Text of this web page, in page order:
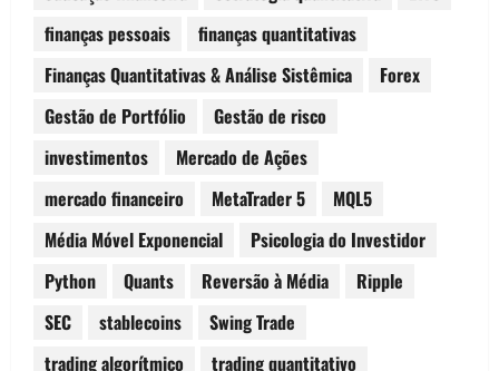
finanças pessoais
finanças quantitativas
Finanças Quantitativas & Análise Sistêmica
Forex
Gestão de Portfólio
Gestão de risco
investimentos
Mercado de Ações
mercado financeiro
MetaTrader 5
MQL5
Média Móvel Exponencial
Psicologia do Investidor
Python
Quants Reversão à Média
Ripple
SEC
stablecoins
Swing Trade
trading algorítmico
trading quantitativo